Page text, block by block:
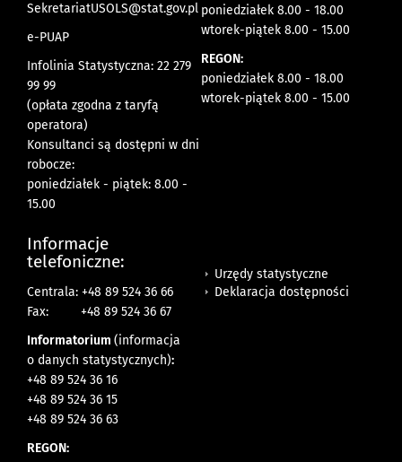
SekretariatUSOLS@stat.gov.pl
e-PUAP
Infolinia Statystyczna: 22 279
99 99
(opłata zgodna z taryfą
operatora)
Konsultanci są dostępni w dni
robocze:
poniedziałek - piątek: 8.00 -
15.00
poniedziałek 8.00 - 18.00
wtorek-piątek 8.00 - 15.00
REGON:
poniedziałek 8.00 - 18.00
wtorek-piątek 8.00 - 15.00
Informacje
telefoniczne:
Centrala: +48 89 524 36 66
Fax:
+48 89 524 36 67
Informatorium (informacja
o danych statystycznych):
+48 89 524 36 16
+48 89 524 36 15
+48 89 524 36 63
REGON:
Urzędy statystyczne
Deklaracja dostępności